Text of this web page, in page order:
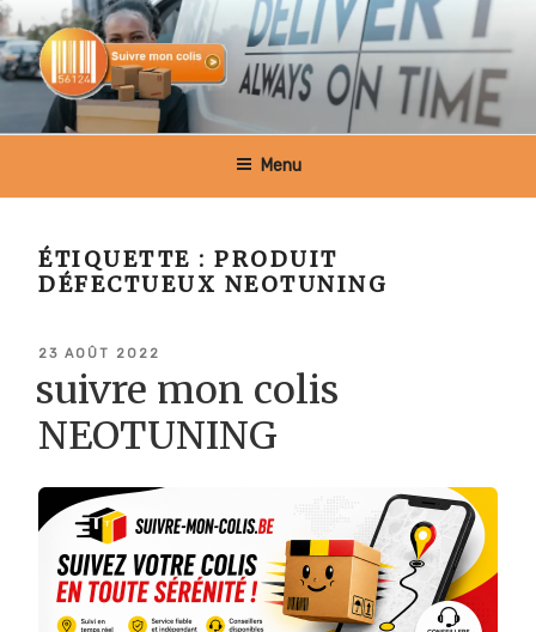
Aller
au
contenu
principal
SUIVRE MON COLIS BELGIQUE
Menu
ÉTIQUETTE :PRODUIT
DÉFECTUEUX NEOTUNING
PUBLIÉ
23 AOÛT 2022
suivre mon colis
NEOTUNING